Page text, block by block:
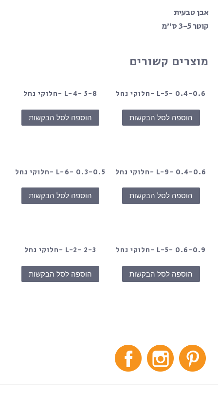
אבן טבעית
קוטר 3-5 ס”מ
מוצרים קשורים
L-5- 0.4-0.6 -חלוקי נחל
הוספה לסל הבקשות
L-4- 5-8 -חלוקי נחל
הוספה לסל הבקשות
L-9- 0.4-0.6 -חלוקי נחל
הוספה לסל הבקשות
L-6- 0.3-0.5 -חלוקי נחל
הוספה לסל הבקשות
L-5- 0.6-0.9 -חלוקי נחל
הוספה לסל הבקשות
L-2- 2-3 -חלוקי נחל
הוספה לסל הבקשות